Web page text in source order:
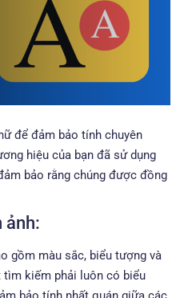
để đảm bảo tính chuyên
hiệu của bạn đã sử dụng
bảo rằng chúng được đồng
ảnh:
gồm màu sắc, biểu tượng và
tìm kiếm phải luôn có biểu